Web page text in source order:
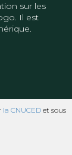
sur les
Il est
.
la CNUCEDet sous